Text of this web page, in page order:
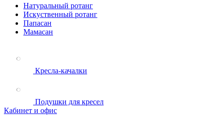
Натуральный ротанг
Искуственный ротанг
Папасан
Мамасан
Кресла-качалки
Подушки для кресел
Кабинет и офис